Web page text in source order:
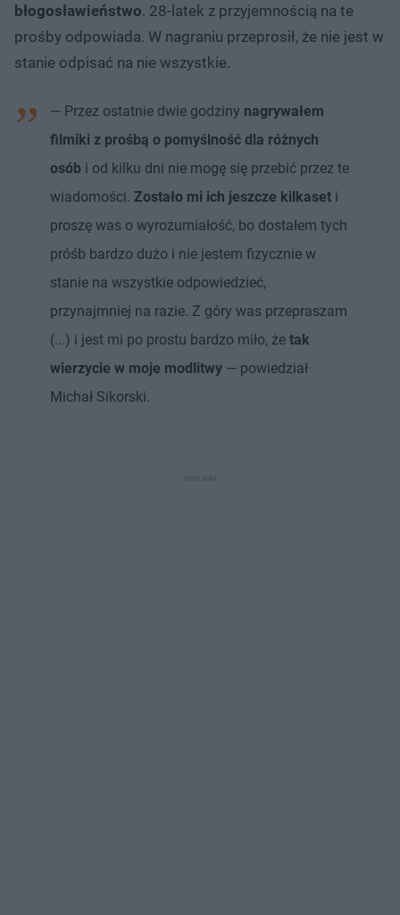
błogosławieństwo. 28-latek z przyjemnością na te
prośby odpowiada. W nagraniu przeprosił, że nie jest w
stanie odpisać na nie wszystkie.
— Przez ostatnie dwie godziny nagrywałem
filmiki z prośbą o pomyślność dla różnych
osób i od kilku dni nie mogę się przebić przez te
wiadomości. Zostało mi ich jeszcze kilkaset i
proszę was o wyrozumiałość, bo dostałem tych
próśb bardzo dużo i nie jestem fizycznie w
stanie na wszystkie odpowiedzieć,
przynajmniej na razie. Z góry was przepraszam
(...) i jest mi po prostu bardzo miło, że tak
wierzycie w moje modlitwy — powiedział
Michał Sikorski.